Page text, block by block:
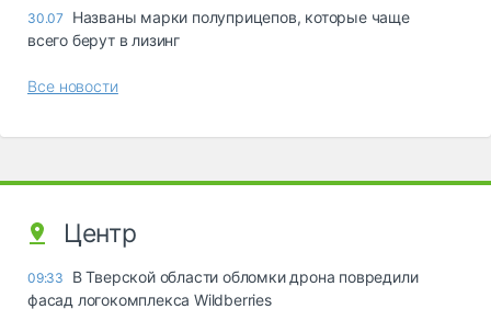
30.07
Названы марки полуприцепов, которые чаще
всего берут в лизинг
Все новости
Центр
09:33
В Тверской области обломки дрона повредили
фасад логокомплекса Wildberries